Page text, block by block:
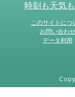
時刻も天気
このサイトにつ
お問い合わせ
データ利用